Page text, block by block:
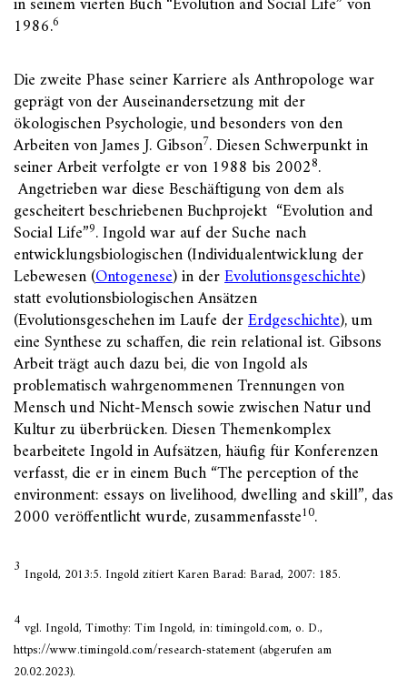
1986.6
Die zweite Phase seiner Karriere als Anthropologe war
geprägt von der Auseinandersetzung mit der
ökologischen Psychologie, und besonders von den
Arbeiten von James J. Gibson7. Diesen Schwerpunkt in
seiner Arbeit verfolgte er von 1988 bis 20028.
Angetrieben war diese Beschäftigung von dem als
gescheitert beschriebenen Buchprojekt “Evolution and
Social Life”9. Ingold war auf der Suche nach
entwicklungsbiologischen (Individualentwicklung der
Lebewesen (Ontogenese) in derEvolutionsgeschichte)
statt evolutionsbiologischen Ansätzen
(Evolutionsgeschehen im Laufe derErdgeschichte), um
eine Synthese zu schaffen, die rein relational ist. Gibsons
Arbeit trägt auch dazu bei, die von Ingold als
problematisch wahrgenommenen Trennungen von
Mensch und Nicht-Mensch sowie zwischen Natur und
Kultur zu überbrücken. Diesen Themenkomplex
bearbeitete Ingold in Aufsätzen, häufig für Konferenzen
verfasst, die er in einem Buch “The perception of the
environment: essays on livelihood, dwelling and skill”, das
2000 veröffentlicht wurde, zusammenfasste10.
3 Ingold, 2013:5. Ingold zitiert Karen Barad: Barad, 2007: 185.
4 vgl. Ingold, Timothy: Tim Ingold, in: timingold.com, o. D.,
https://www.timingold.com/research-statement (abgerufen am
20.02.2023).